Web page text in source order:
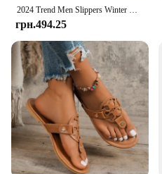
2024 Trend Men Slippers Winter Warm Cotton Slippers Male Flats Soft Non-slip Slides Household Indoor Slippers Large Size
грн.494.25